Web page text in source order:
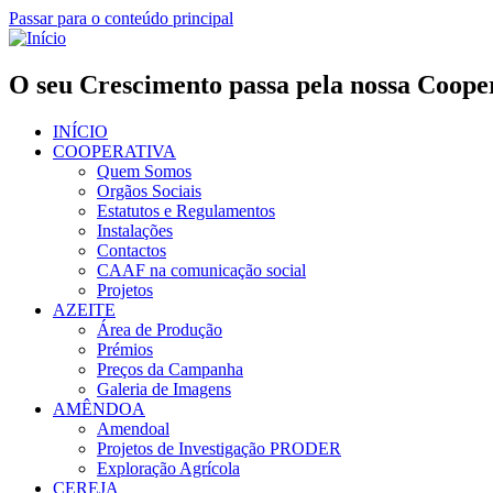
Passar para o conteúdo principal
O seu Crescimento passa pela nossa
INÍCIO
COOPERATIVA
Quem Somos
Orgãos Sociais
Estatutos e Regulamentos
Instalações
Contactos
CAAF na comunicação social
Projetos
AZEITE
Área de Produção
Prémios
Preços da Campanha
Galeria de Imagens
AMÊNDOA
Amendoal
Projetos de Investigação PRODER
Exploração Agrícola
CEREJA